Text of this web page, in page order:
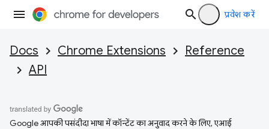
प्रवेश करें
Docs Chrome Extensions
Reference
API
Google आपकी पसंदीदा भाषा में कॉन्टेंट का अनुवाद करने के लिए, एआई